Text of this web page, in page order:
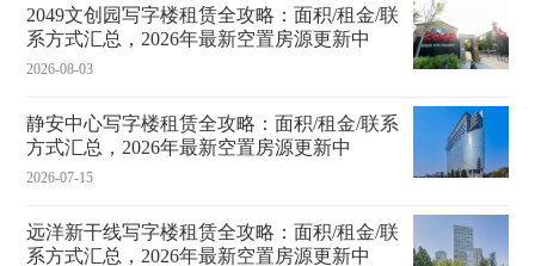
2049文创园写字楼租赁全攻略：面积/租金/联
系方式汇总，2026年最新空置房源更新中
2026-08-03
静安中心写字楼租赁全攻略：面积/租金/联系
方式汇总，2026年最新空置房源更新中
2026-07-15
远洋新干线写字楼租赁全攻略：面积/租金/联
系方式汇总，2026年最新空置房源更新中